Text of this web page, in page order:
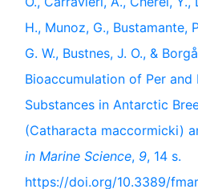
H., Munoz, G., Bustamante,
G. W., Bustnes, J. O., &
Bioaccumulation of Per
Substances in Antarctic
(Catharacta maccormicki)
in Marine Science, 9, 14 s.
https://doi.org/10.3389/